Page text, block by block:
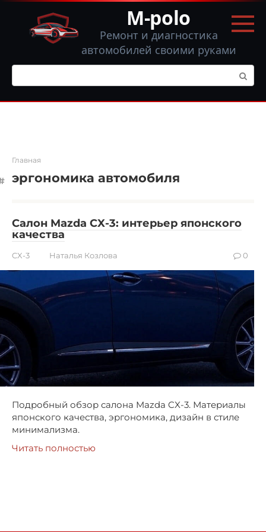
Перейти
контенту
M-polo
Ремонт и диагностика
автомобилей своими руками
Поиск:
Главная
эргономика автомобиля
Салон Mazda CX-3: интерьер японского
качества
CX-3 Наталья Козлова 0
Подробный обзор салона Mazda CX-3. Материалы
японского качества, эргономика, дизайн в стиле
минимализма.
Читать полностью